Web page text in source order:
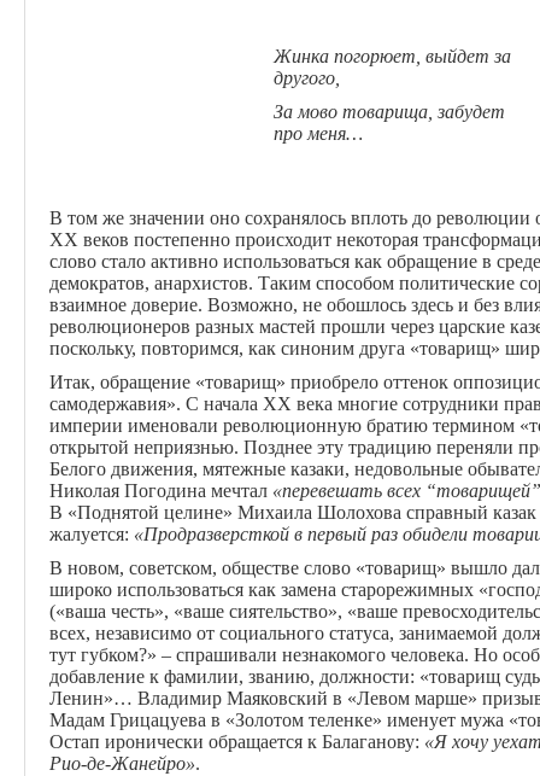
Жинка погорюет, выйдет за
другого,
За мово товарища, забудет
про меня…
В том же значении оно сохранялось вплоть до
XX веков постепенно происходит некоторая
слово стало активно использоваться как обращение в
демократов, анархистов. Таким способом политические
взаимное доверие. Возможно, не обошлось здесь и без
революционеров разных мастей прошли через царские
поскольку, повторимся, как синоним друга «товарищ»
Итак, обращение «товарищ» приобрело оттенок
самодержавия». С начала ХХ века многие сотрудники
империи именовали революционную братию термином
открытой неприязнью. Позднее эту традицию переняли
Белого движения, мятежные казаки, недовольные
Николая Погодина мечтал «перевешать всех
В «Поднятой целине» Михаила Шолохова справный
жалуется: «Продразверсткой в первый раз обидели
В новом, советском, обществе слово «товарищ» вышло
широко использоваться как замена старорежимных
(«ваша честь», «ваше сиятельство», «ваше
всех, независимо от социального статуса, занимаемой
тут губком?» – спрашивали незнакомого человека. Но
добавление к фамилии, званию, должности: «товарищ
Ленин»… Владимир Маяковский в «Левом марше»
Мадам Грицацуева в «Золотом теленке» именует мужа
Остап иронически обращается к Балаганову: «Я хочу
Рио-де-Жанейро».